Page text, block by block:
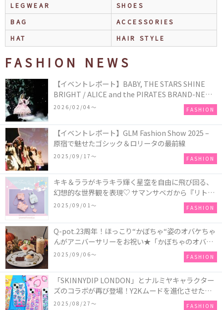
LEGWEAR
SHOES
BAG
ACCESSORIES
HAT
HAIR STYLE
FASHION NEWS
【イベントレポート】BABY, THE STARS SHINE
BRIGHT / ALICE and the PIRATES BRAND-NEW
COLLECTION in TOKYO
2026/02/04〜 FASHION
【イベントレポート】GLM Fashion Show 2025 –
原宿で魅せたゴシック＆ロリータの最前線
2025/09/17〜 FASHION
キキ＆ララがキラキラ輝く星空を自由に飛び回る、
幻想的な世界観を表現♡ サマンサベガから『リトル
ツインスターズ』50周年アニバーサリーイヤー』を
2025/09/01〜 FASHION
Q-pot.23周年！ほっこり“かぼちゃ“姿のオバケちゃ
んがアニバーサリーをお祝い★「かぼちゃのオバケ
ーキアクセサリー」が新発売！Q-pot CAFE.では
「かぼちゃのオバケーキプレート」も登場
2025/09/06〜 FASHION
「SKINNYDIP LONDON」とナルミヤキャラクター
ズのコラボが再び登場！Y2Kムードを進化させた新
作コレクションを発売♪
2025/08/27〜 FASHION